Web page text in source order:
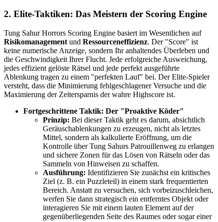
2. Elite-Taktiken: Das Meistern der Scoring Engine
Tung Sahur Horrors Scoring Engine basiert im Wesentlichen auf
Risikomanagement und Ressourceneffizienz. Der "Score" ist
keine numerische Anzeige, sondern Ihr anhaltendes Überleben und
die Geschwindigkeit Ihrer Flucht. Jede erfolgreiche Ausweichung,
jedes effizient gelöste Rätsel und jede perfekt ausgeführte
Ablenkung tragen zu einem "perfekten Lauf" bei. Der Elite-Spieler
versteht, dass die Minimierung fehlgeschlagener Versuche und die
Maximierung der Zeitersparnis der wahre Highscore ist.
Fortgeschrittene Taktik: Der "Proaktive Köder"
Prinzip: Bei dieser Taktik geht es darum, absichtlich
Geräuschablenkungen zu erzeugen, nicht als letztes
Mittel, sondern als kalkulierte Eröffnung, um die
Kontrolle über Tung Sahurs Patrouillenweg zu erlangen
und sichere Zonen für das Lösen von Rätseln oder das
Sammeln von Hinweisen zu schaffen.
Ausführung: Identifizieren Sie zunächst ein kritisches
Ziel (z. B. ein Puzzleteil) in einem stark frequentierten
Bereich. Anstatt zu versuchen, sich vorbeizuschleichen,
werfen Sie dann strategisch ein entferntes Objekt oder
interagieren Sie mit einem lauten Element auf der
gegenüberliegenden Seite des Raumes oder sogar einer